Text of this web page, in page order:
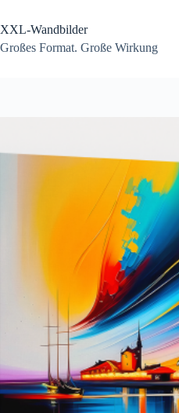
springen
XXL-Wandbilder
Großes Format. Große Wirkung